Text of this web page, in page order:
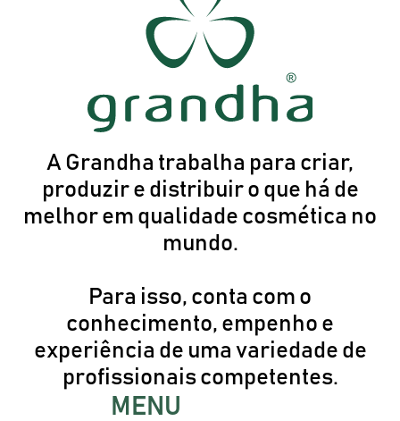
A Grandha trabalha para criar,
produzir e distribuir o que há de
melhor em qualidade cosmética no
mundo.
Para isso, conta com o
conhecimento, empenho e
experiência de uma variedade de
profissionais competentes.
MENU